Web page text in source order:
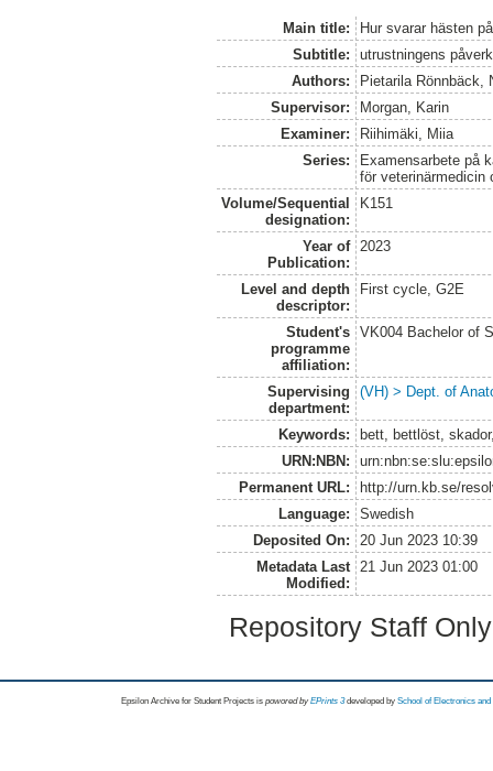
Main title:
Hur svarar hästen
Subtitle:
utrustningens
Authors:
Pietarila Rönnbäck,
Supervisor:
Morgan, Karin
Examiner:
Riihimäki, Miia
Series:
Examensarbete på
för veterinärmedicin
Volume/Sequential
designation:
K151
Year of
Publication:
2023
Level and depth
descriptor:
First cycle, G2E
Student's
programme
affiliation:
VK004 Bachelor of
Supervising
department:
(VH) > Dept. of
Keywords:
bett, bettlöst,
URN:NBN:
Permanent URL:
http://urn.kb.se/
Language:
Swedish
Deposited On:
20 Jun 2023 10:39
Metadata Last
Modified:
21 Jun 2023 01:00
Repository Staff
Epsilon Archive for Student Projects is powored byEPrints 3 developed by School of Electronics